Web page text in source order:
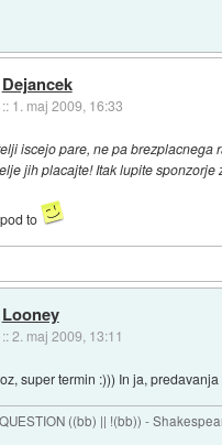
Dejancek
:: 1. maj 2009, 16:33
iscejo pare, ne pa brezplacnega
jih placajte! Itak lupite sponzorje
to
Looney
::2. maj 2009, 13:11
super termin :))) In ja,
((bb) || !(bb)) -